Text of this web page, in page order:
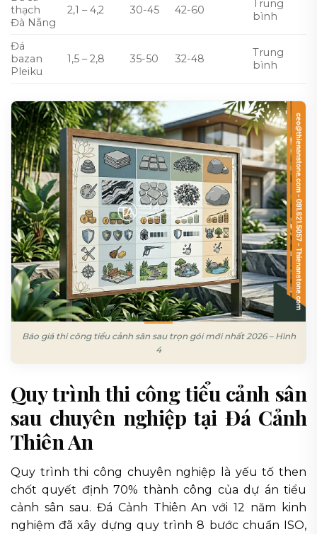
thạch
Đà Nẵng
2,1 – 4,2 30-45 42-60
Trung
bình
Đá
bazan
Pleiku
1,5 – 2,8 35-50 32-48
Trung
bình
Báo giá thi công tiểu cảnh sân sau trọn gói mới nhất 2026 – Hình
4
Quy trình thi công tiểu cảnh sân
sau chuyên nghiệp tại Đá Cảnh
Thiên An
Quy trình thi công chuyên nghiệp là yếu tố then
chốt quyết định 70% thành công của dự án tiểu
cảnh sân sau. Đá Cảnh Thiên An với 12 năm kinh
nghiệm đã xây dựng quy trình 8 bước chuẩn ISO,